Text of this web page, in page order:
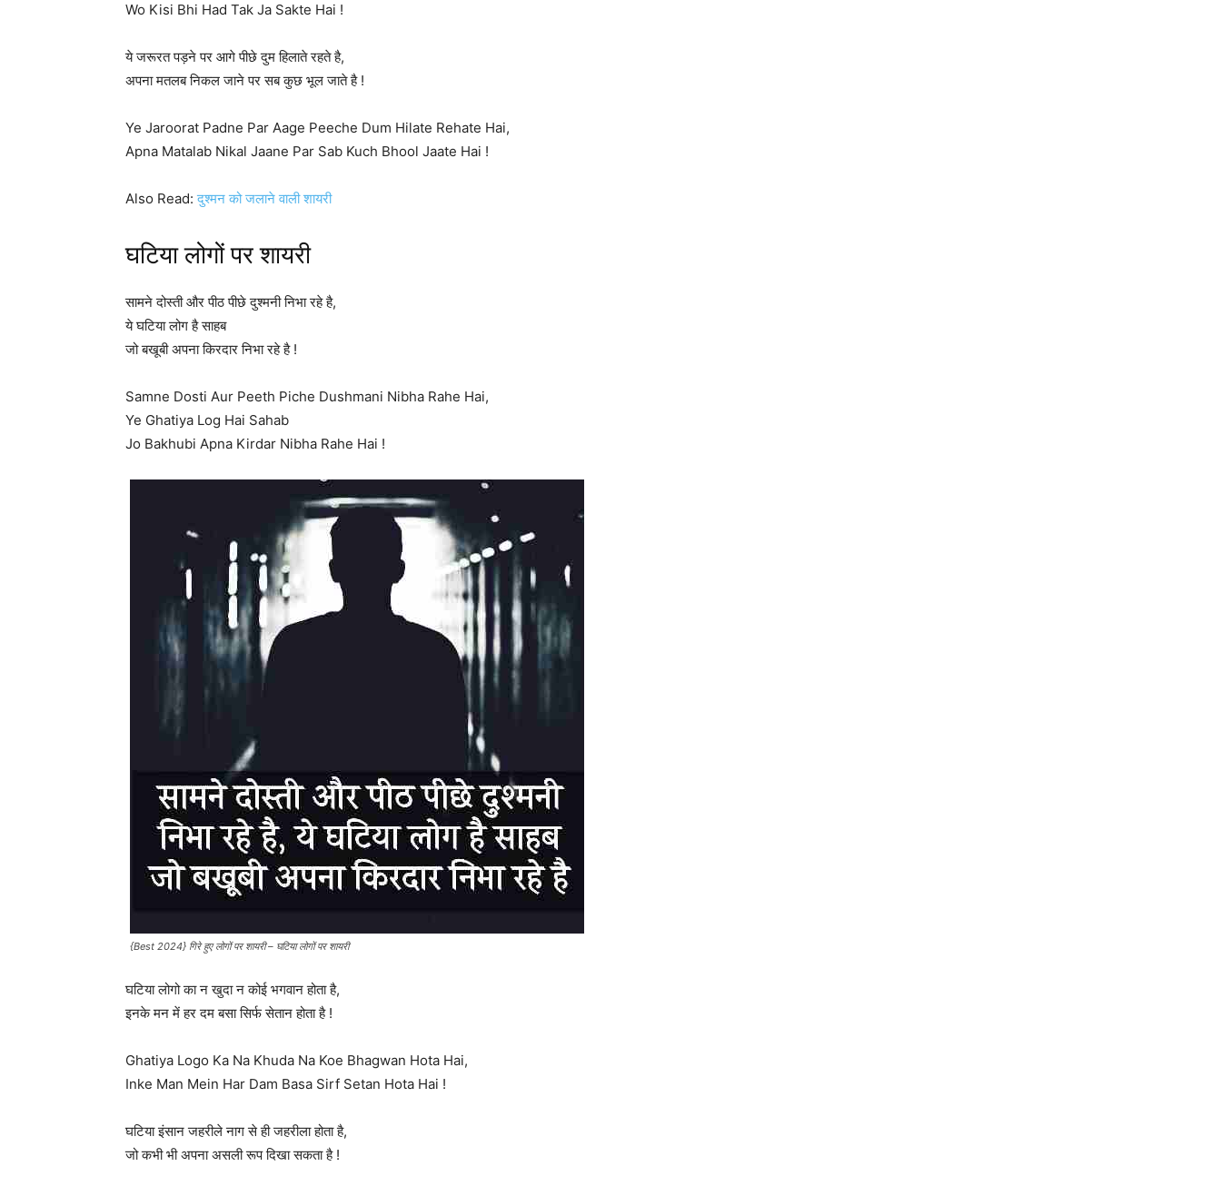
Wo Kisi Bhi Had Tak Ja Sakte Hai !
ये जरूरत पड़ने पर आगे पीछे दुम हिलाते रहते है,
अपना मतलब निकल जाने पर सब कुछ भूल जाते है !
Ye Jaroorat Padne Par Aage Peeche Dum Hilate Rehate Hai,
Apna Matalab Nikal Jaane Par Sab Kuch Bhool Jaate Hai !
Also Read:दुश्मन को जलाने वाली शायरी
घटिया लोगों पर शायरी
सामने दोस्ती और पीठ पीछे दुश्मनी निभा रहे है,
ये घटिया लोग है साहब
जो बखूबी अपना किरदार निभा रहे है !
Samne Dosti Aur Peeth Piche Dushmani Nibha Rahe Hai,
Ye Ghatiya Log Hai Sahab
Jo Bakhubi Apna Kirdar Nibha Rahe Hai !
{Best 2024} गिरे हुए लोगों पर शायरी – घटिया लोगों पर शायरी
घटिया लोगो का न खुदा न कोई भगवान होता है,
इनके मन में हर दम बसा सिर्फ सेतान होता है !
Ghatiya Logo Ka Na Khuda Na Koe Bhagwan Hota Hai,
Inke Man Mein Har Dam Basa Sirf Setan Hota Hai !
घटिया इंसान जहरीले नाग से ही जहरीला होता है,
जो कभी भी अपना असली रूप दिखा सकता है !